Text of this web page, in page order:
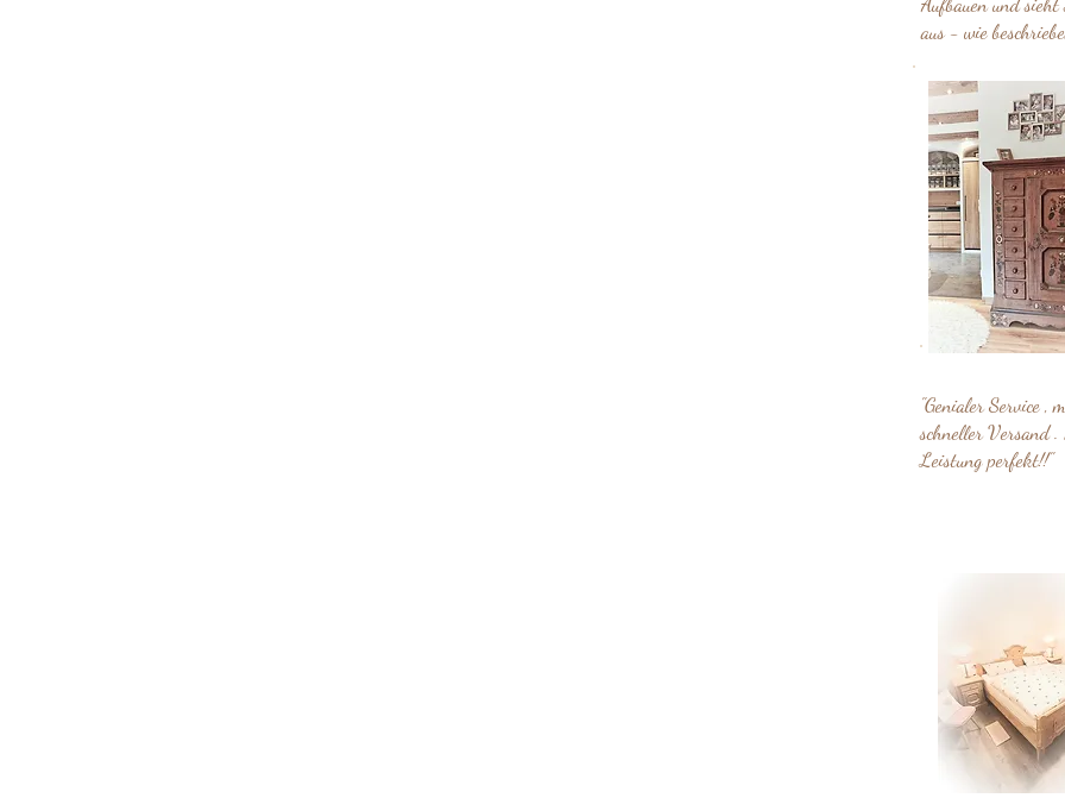
"Genialer Service ,
schneller Versand .
Leistung perfekt!!"
aus - wie